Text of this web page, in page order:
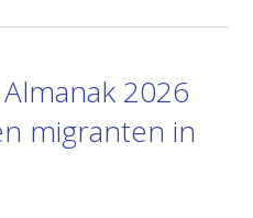
2026
migranten in